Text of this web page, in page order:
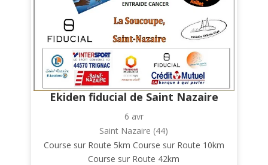
Ekiden fiducial de Saint Nazaire
6 avr
Saint Nazaire (44)
Course sur Route 5km Course sur Route 10km
Course sur Route 42km